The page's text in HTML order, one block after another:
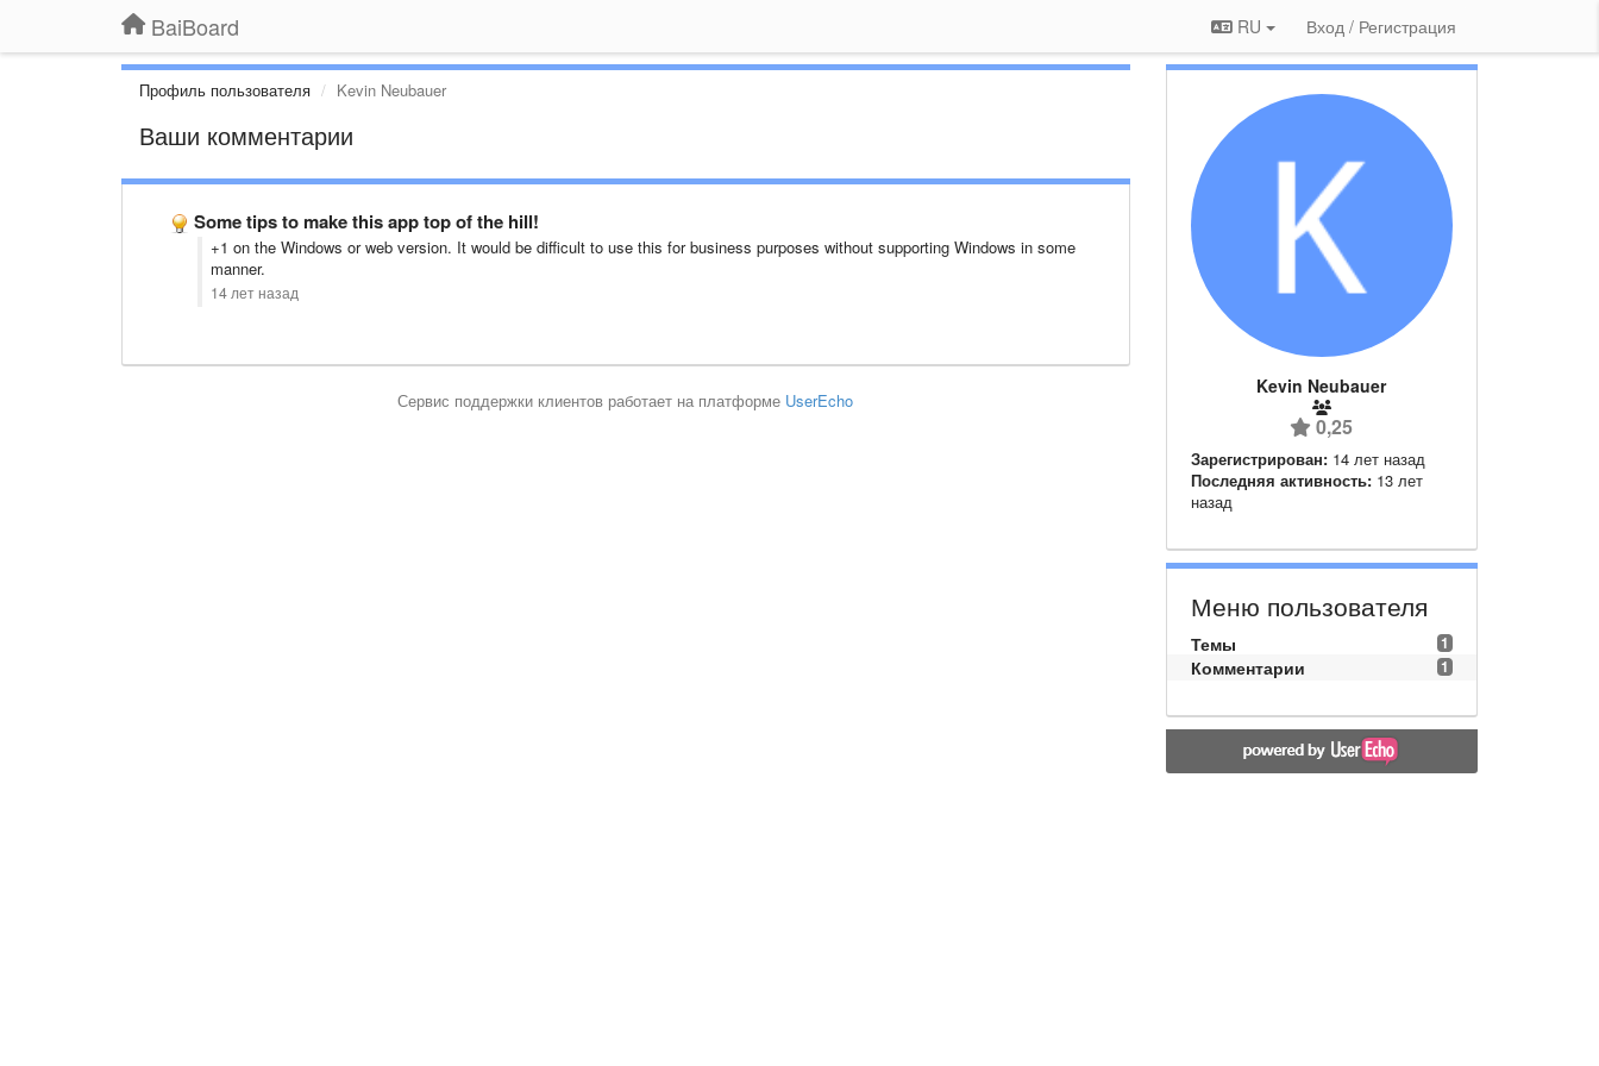
BaiBoard RU Вход / Регистрация
Профиль пользователя Kevin Neubauer
Ваши комментарии
Some tips to make this app top of the hill!
+1 on the Windows or web version. It would be difficult to use this for business purposes without supporting Windows in some
manner.
14 лет назад
Сервис поддержки клиентов работает на платформе UserEcho
Kevin Neubauer
0,25
Зарегистрирован: 14 лет назад
Последняя активность: 13 лет
назад
Меню пользователя
1
Темы
1
Комментарии